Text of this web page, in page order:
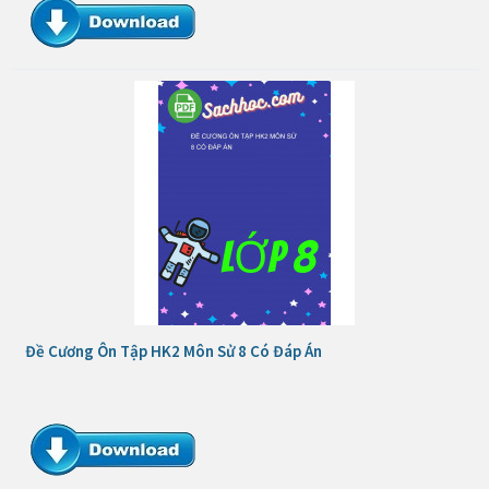
Đề Cương Ôn Tập HK2 Môn Sử 8 Có Đáp Án